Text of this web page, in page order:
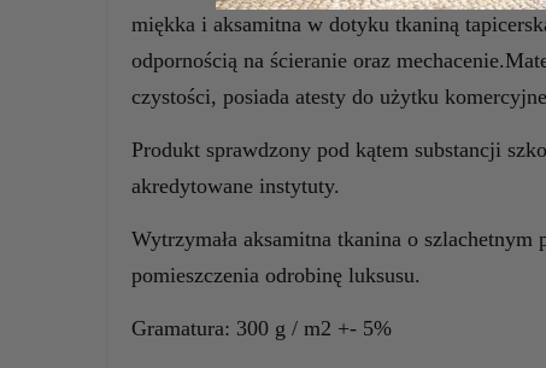
miękka i aksamitna w dotyku tkaniną
odpornością na ścieranie oraz
czystości, posiada atesty do użytku
Produkt sprawdzony pod kątem substancji
akredytowane instytuty.
Wytrzymała aksamitna tkanina o szlachetnym
pomieszczenia odrobinę luksusu.
Gramatura: 300 g / m2 +- 5%